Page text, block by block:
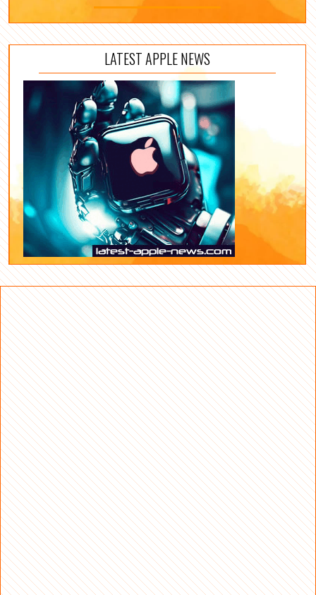
LATEST APPLE NEWS